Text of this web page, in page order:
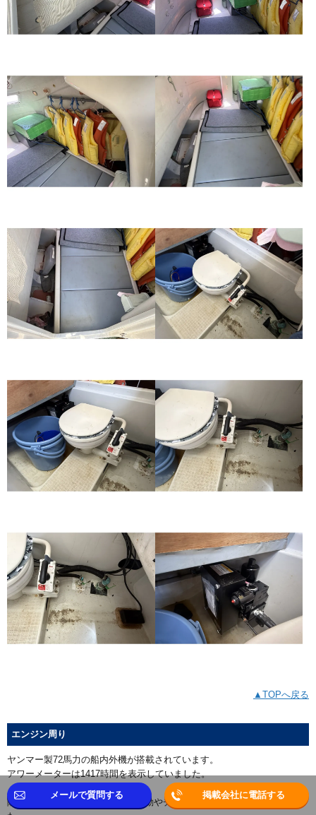
▲TOPへ戻る
エンジン周り
ヤンマー製72馬力の船内外機が搭載されています。
アワーメーターは1417時間を表示していました。
陸上保管であった為、エンジン始動やチルト動作確認は出来ませんでし
メールで質問する 掲載会社に電話する